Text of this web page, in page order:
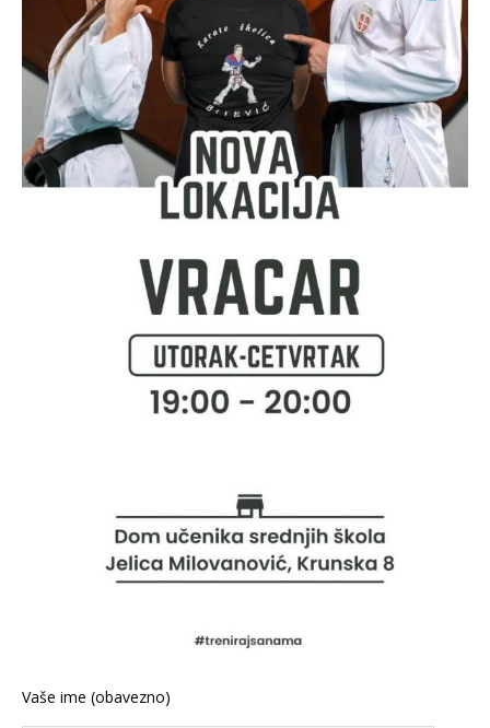
Vaše ime (obavezno)